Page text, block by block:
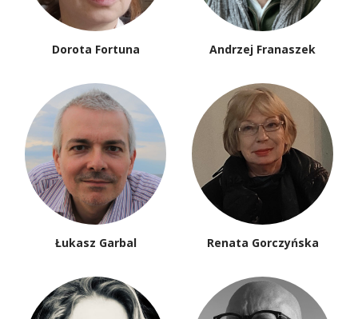
Dorota Fortuna Andrzej Franaszek
Łukasz Garbal Renata Gorczyńska